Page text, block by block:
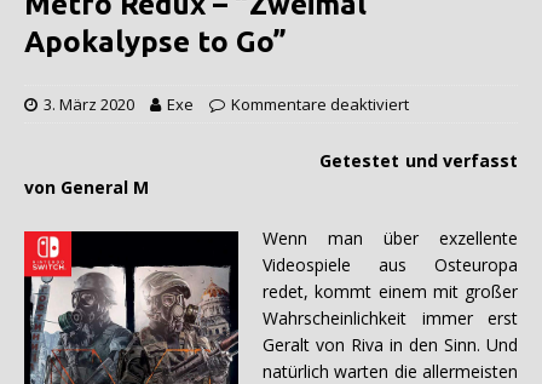
Apokalypse to Go”
3. März 2020 Exe Kommentare deaktiviert
Getestet und verfasst
von General M
Wenn man über exzellente
Videospiele aus Osteuropa
redet, kommt einem mit großer
Wahrscheinlichkeit immer erst
Geralt von Riva in den Sinn. Und
natürlich warten die allermeisten